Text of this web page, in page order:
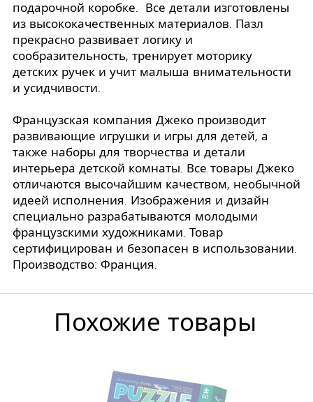
подарочной коробке. Все детали изготовлены
из высококачественных материалов. Пазл
прекрасно развивает логику и
сообразительность, тренирует моторику
детских ручек и учит малыша внимательности
и усидчивости.
Французская компания Джеко производит
развивающие игрушки и игры для детей, а
также наборы для творчества и детали
интерьера детской комнаты. Все товары Джеко
отличаются высочайшим качеством, необычной
идеей исполнения. Изображения и дизайн
специально разрабатываются молодыми
французскими художниками. Товар
сертифицирован и безопасен в использовании.
Производство: Франция.
Похожие товары